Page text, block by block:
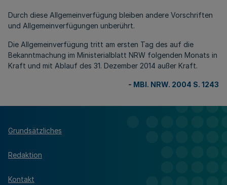
Durch diese Allgemeinverfügung bleiben andere Vorschriften
und Allgemeinverfügungen unberührt.
Die Allgemeinverfügung tritt am ersten Tag des auf die
Bekanntmachung im Ministerialblatt NRW folgenden Monats in
Kraft und mit Ablauf des 31. Dezember 2014 außer Kraft.
- MBl. NRW. 2004 S. 1243
Grundsätzliches
Redaktion
Kontakt